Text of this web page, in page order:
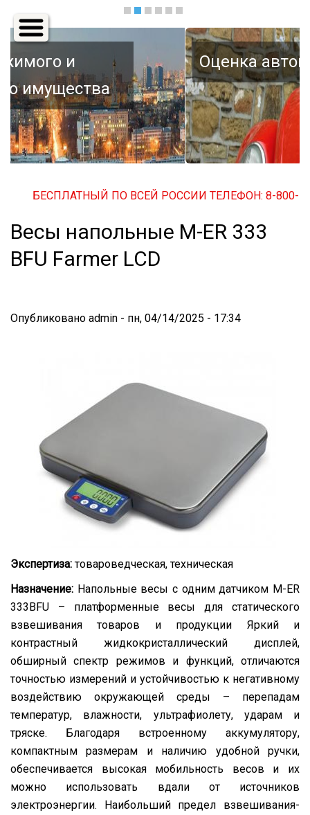
Основная
навигация
Оценка автомобиля
БЕСПЛАТНЫЙ ПО ВСЕЙ РОССИИ ТЕЛЕФОН: 8-800-
Весы напольные M-ER 333
BFU Farmer LCD
Опубликовано admin - пн, 04/14/2025 - 17:34
Экспертиза:товароведческая, техническая
Назначение: Напольные весы с одним датчиком M-ER
333BFU – платформенные весы для статического
взвешивания товаров и продукции Яркий и
контрастный жидкокристаллический дисплей,
обширный спектр режимов и функций, отличаются
точностью измерений и устойчивостью к негативному
воздействию окружающей среды – перепадам
температур, влажности, ультрафиолету, ударам и
тряске. Благодаря встроенному аккумулятору,
компактным размерам и наличию удобной ручки,
обеспечивается высокая мобильность весов и их
можно использовать вдали от источников
электроэнергии. Наибольший предел взвешивания-